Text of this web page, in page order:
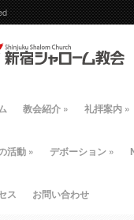
教会紹介 » 礼拝案内 »
活動 » デボーション »
ス お問い合わせ